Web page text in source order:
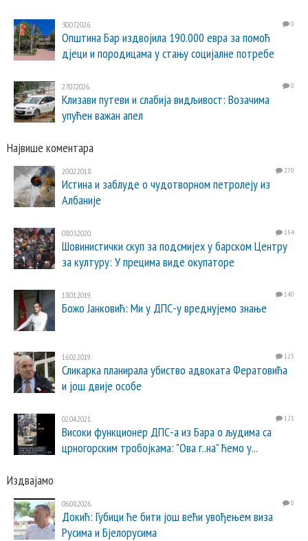
30.07.2026. 0
Општина Бар издвојила 190.000 евра за помоћ
дјеци и породицама у стању социјалне потребе
27.07.2026. 0
Клизави путеви и слабија видљивост: Возачима
упућен важан апел
Највише коментара
20.02.2018. 270
Истина и заблуде о чудотворном петролеју из
Албаније
08.03.2020. 154
Шовинистички скуп за подсмијех у барском Центру
за културу: У прецима виде окупаторе
18.01.2019. 140
Божо Јанковић: Ми у ДПС-у вреднујемо знање
16.02.2019. 123
Сликарка планирала убиство адвоката Фератовића
и још двије особе
02.04.2021. 121
Високи функционер ДПС-а из Бара о људима са
црногорским тробојкама: "Ова г..на" ћемо у...
Издвајамо
06.08.2026. 0
Докић: Губици ће бити још већи увођењем виза
Русима и Бјелорусима